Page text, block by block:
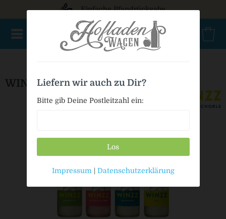
Einfache Pfandrückgabe
WINZZ Weinschorlen Mischkasten
Liefern wir auch zu Dir?
Bitte gib Deine Postleitzahl ein:
Los
Impressum | Datenschutzerklärung